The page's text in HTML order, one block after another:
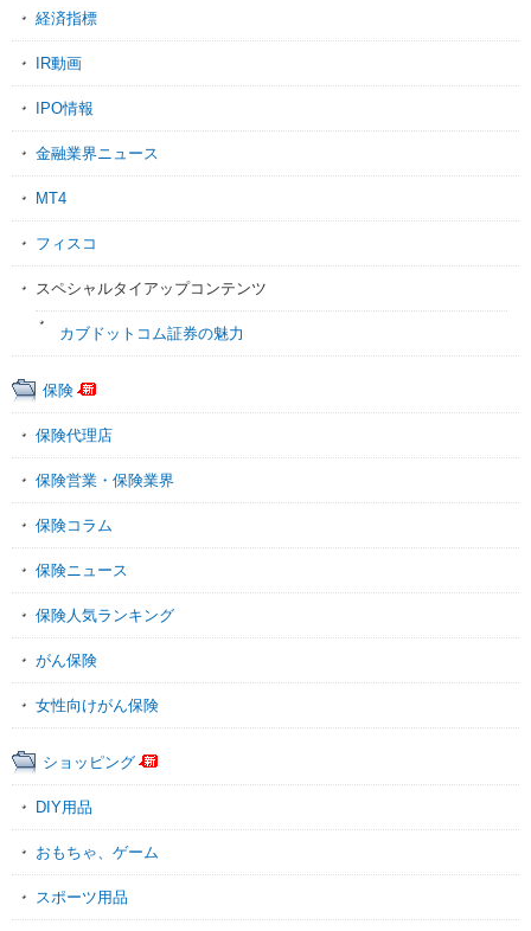
経済指標
IR動画
IPO情報
金融業界ニュース
MT4
フィスコ
スペシャルタイアップコンテンツ
カブドットコム証券の魅力
保険
保険代理店
保険営業・保険業界
保険コラム
保険ニュース
保険人気ランキング
がん保険
女性向けがん保険
ショッピング
DIY用品
おもちゃ、ゲーム
スポーツ用品